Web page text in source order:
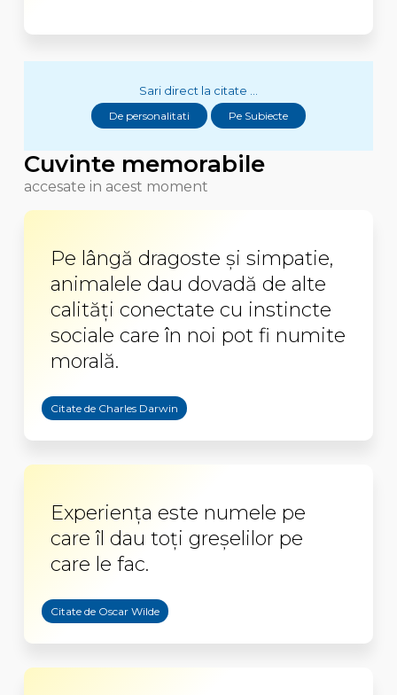
Sari direct la citate ...
De personalitati Pe Subiecte
Cuvinte memorabile
accesate in acest moment
Pe lângă dragoste şi simpatie,
animalele dau dovadă de alte
calităţi conectate cu instincte
sociale care în noi pot fi numite
morală.
Citate de Charles Darwin
Experiența este numele pe
care îl dau toți greșelilor pe
care le fac.
Citate de Oscar Wilde